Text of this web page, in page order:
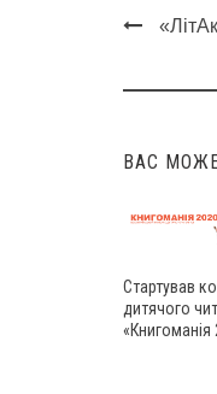
ВАС
Стартував
дитячого
«Книгоманія